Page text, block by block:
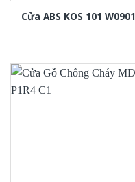
Cửa ABS KOS 101 W0901